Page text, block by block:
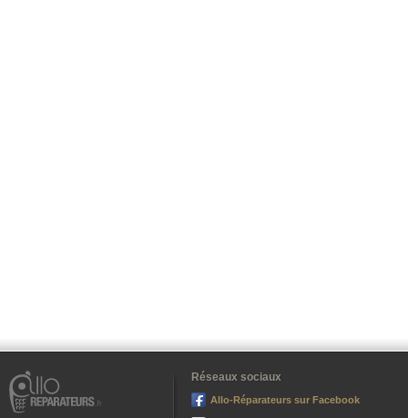
Réseaux sociaux
Allo-Réparateurs sur Facebook